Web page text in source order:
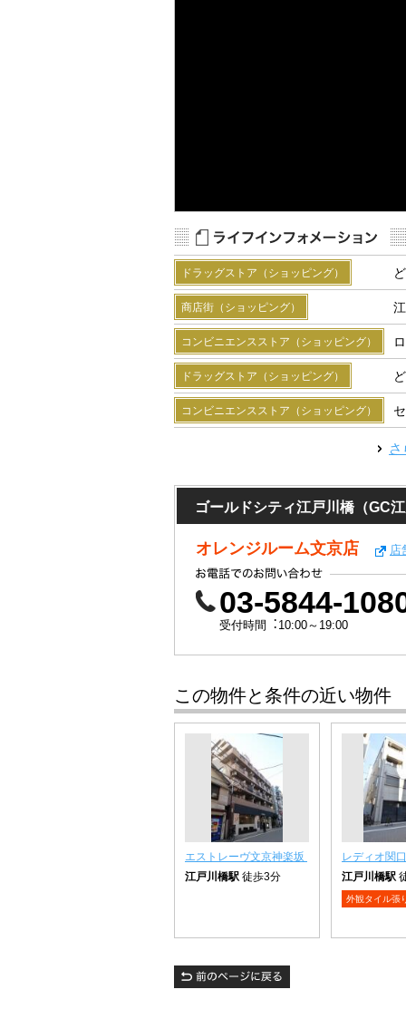
ドラッグストア（ショッピング）
商店街（ショッピング）
コンビニエンスストア（ショッピング）
ドラッグストア（ショッピング）
コンビニエンスストア（ショッピング）
ゴールドシティ江戸川橋（GC
オレンジルーム文京店 店
03-5844-
受付時間︓10:00～19:00
この物件と条件の近い物件
エストレーヴ文京神楽坂
江戸川橋駅 徒歩3分
レディオ関
江戸川橋駅
外観タイル張